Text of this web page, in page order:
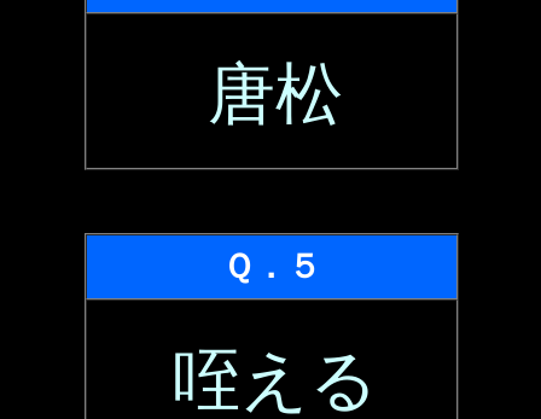
唐松
Ｑ．５
咥える